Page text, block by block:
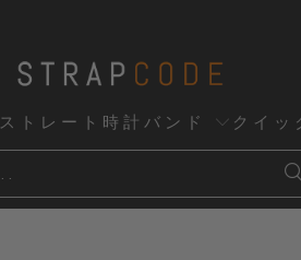
ストレート時計バンド クイッ